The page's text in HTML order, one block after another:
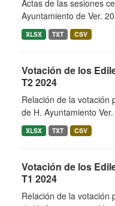
Actas de las sesiones
Ayuntamiento de Ver.
XLSX TXT CSV
Votación de los
T2 2024
Relación de la votación
de H. Ayuntamiento
XLSX TXT CSV
Votación de los
T1 2024
Relación de la votación